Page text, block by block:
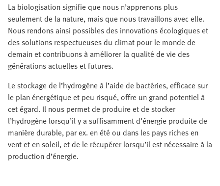
La biologisation signifie que nous n’apprenons plus
seulement de la nature, mais que nous travaillons avec elle.
Nous rendons ainsi possibles des innovations écologiques et
des solutions respectueuses du climat pour le monde de
demain et contribuons à améliorer la qualité de vie des
générations actuelles et futures.
Le stockage de l’hydrogène à l’aide de bactéries, efficace sur
le plan énergétique et peu risqué, offre un grand potentiel à
cet égard. Il nous permet de produire et de stocker
l’hydrogène lorsqu’il y a suffisamment d’énergie produite de
manière durable, par ex. en été ou dans les pays riches en
vent et en soleil, et de le récupérer lorsqu’il est nécessaire à la
production d’énergie.